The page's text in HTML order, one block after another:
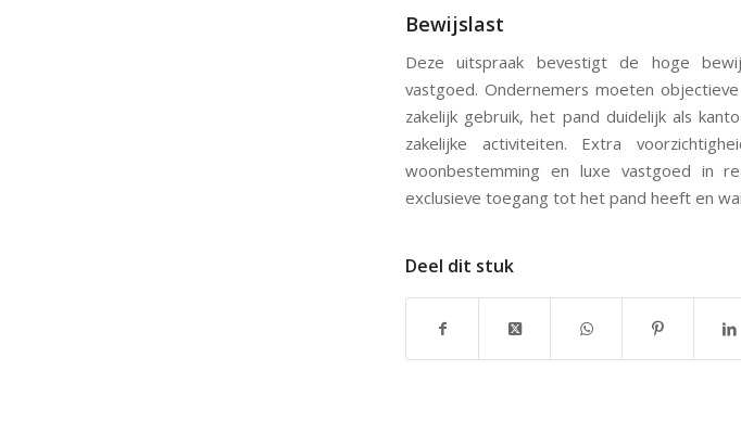
Bewijslast
Deze uitspraak bevestigt de hoge
vastgoed. Ondernemers moeten
zakelijk gebruik, het pand duidelijk als
zakelijke activiteiten. Extra
woonbestemming en luxe vastgoed in
exclusieve toegang tot het pand heeft en
Deel dit stuk